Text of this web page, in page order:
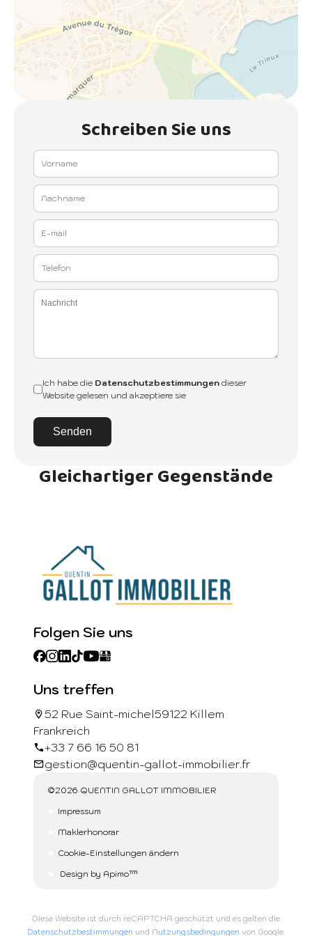
Schreiben Sie uns
Ich habe die Datenschutzbestimmungen dieser
Website gelesen und akzeptiere sie
Senden
Gleichartiger Gegenstände
Folgen Sie uns
Uns treffen
52 Rue Saint-michel59122 Killem
Frankreich
+33 7 66 16 50 81
gestion@quentin-gallot-immobilier.fr
©2026 QUENTIN GALLOT IMMOBILIER
Impressum
Maklerhonorar
Cookie-Einstellungen ändern
Design by Apimo™
Diese Website ist durch reCAPTCHA geschützt und es gelten die
Datenschutzbestimmungen und Nutzungsbedingungen von Google.